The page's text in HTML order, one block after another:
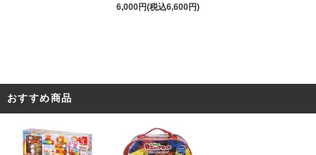
6,000円(税込6,600円)
おすすめ商品